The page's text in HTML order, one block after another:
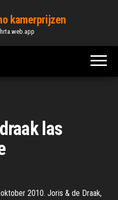
kamerprijzen
las
2010. Joris & de Draak,